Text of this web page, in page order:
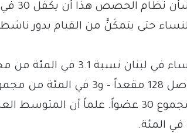
حتى يتمكَنَّ من القيام بدور
في الوقت الراهن، تشكّل النساء في
المجلس النيابي – أربعة من أصل 128 مقعداً –
الحكومة – سيدة واحدة من مجموع 30 عضواً. علماً